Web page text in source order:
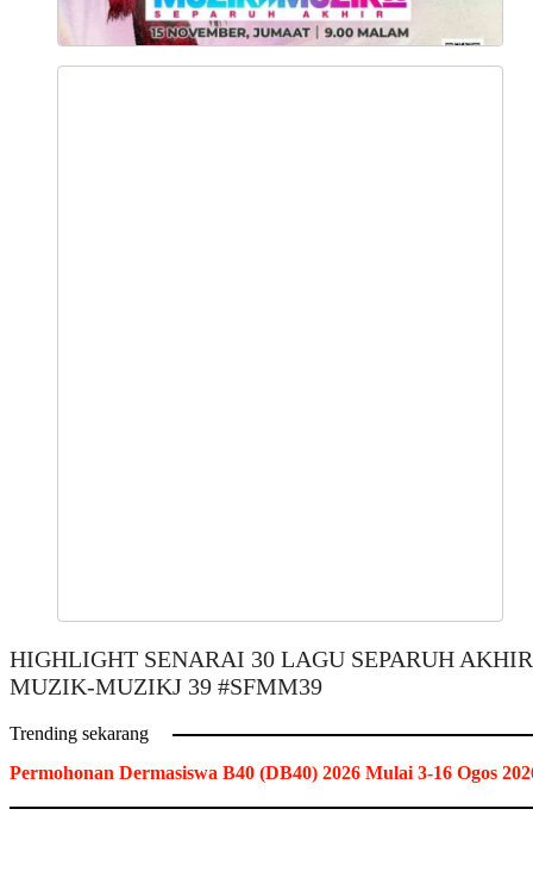
HIGHLIGHT SENARAI 30 LAGU SEPARUH AKHIR
MUZIK-MUZIKJ 39 #SFMM39
Trending sekarang
Permohonan Dermasiswa B40 (DB40) 2026 Mulai 3-16 Ogos